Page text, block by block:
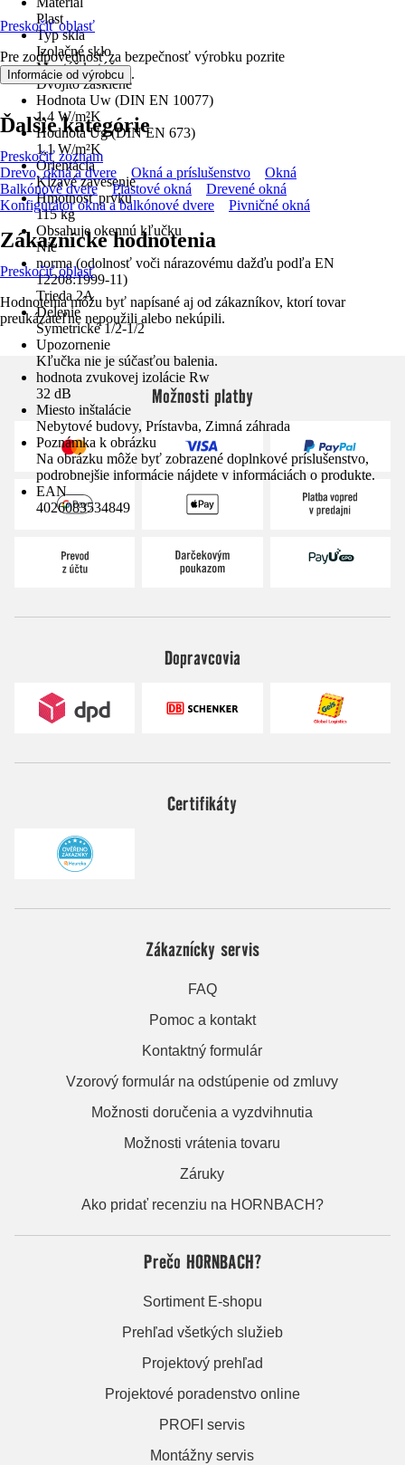
Plast
Typ skla
Izolačné sklo
Montáž kotúčov
Dvojito zasklené
Hodnota Uw (DIN EN 10077)
1,4 W/m²K
Hodnota Ug (DIN EN 673)
1,1 W/m²K
Orientácia
Kĺzavé zavesenie
Hmotnosť prvku
115 kg
Obsahuje okennú kľučku
Nie
norma (odolnosť voči nárazovému dažďu podľa EN
12208:1999-11)
Trieda 2A
Delenie
Symetrické 1/2-1/2
Upozornenie
Kľučka nie je súčasťou balenia.
hodnota zvukovej izolácie Rw
32 dB
Miesto inštalácie
Nebytové budovy, Prístavba, Zimná záhrada
Poznámka k obrázku
Na obrázku môže byť zobrazené doplnkové príslušenstvo,
podrobnejšie informácie nájdete v informáciách o produkte.
EAN
4026083534849
Preskočiť oblasť
Pre zodpovednosť za bezpečnosť výrobku pozrite
Informácie od výrobcu .
Ďalšie kategórie
Preskočiť zoznam
Drevo, okná a dvere
Okná a príslušenstvo
Okná
Balkónové dvere
Plastové okná
Drevené okná
Konfigurátor okna a balkónové dvere
Pivničné okná
Zákaznícke hodnotenia
Preskočiť oblasť
Hodnotenia môžu byť napísané aj od zákazníkov, ktorí tovar
preukázateľne nepoužili alebo nekúpili.
Možnosti platby
Dopravcovia
Certifikáty
Zákaznícky servis
FAQ
Pomoc a kontakt
Kontaktný formulár
Vzorový formulár na odstúpenie od zmluvy
Možnosti doručenia a vyzdvihnutia
Možnosti vrátenia tovaru
Záruky
Ako pridať recenziu na HORNBACH?
Prečo HORNBACH?
Sortiment E-shopu
Prehľad všetkých služieb
Projektový prehľad
Projektové poradenstvo online
PROFI servis
Montážny servis